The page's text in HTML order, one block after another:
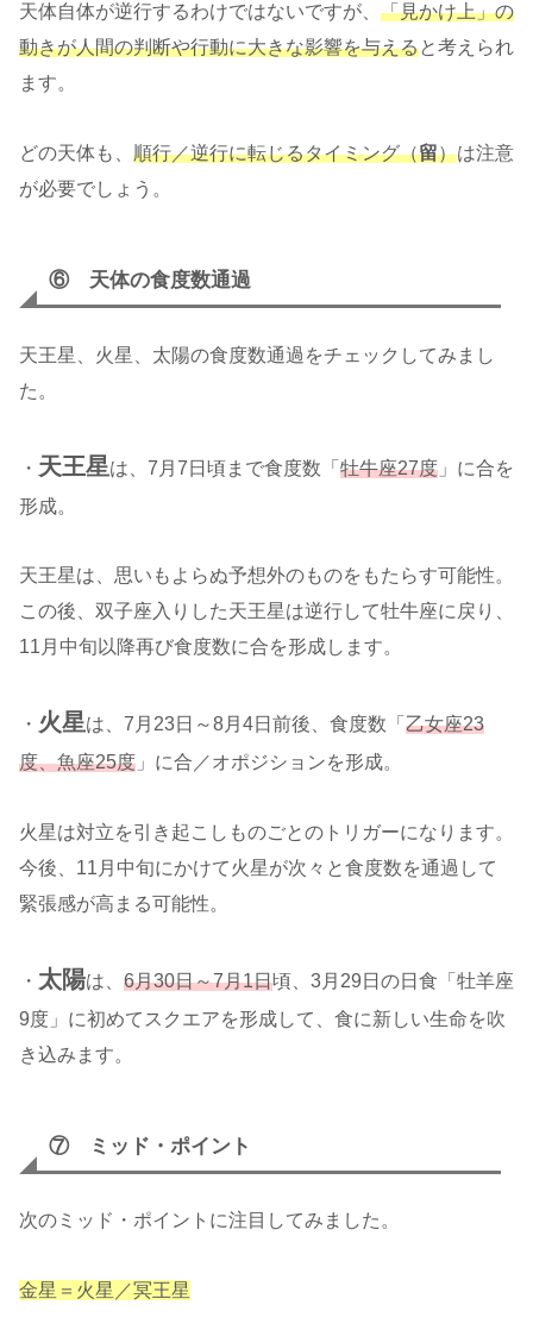
天体自体が逆行するわけではないですが、 「見かけ上」の
動きが人間の判断や行動に大きな影響を与えると考えられ
ます。
どの天体も、 順行／逆行に転じるタイミング（留）は注意
が必要でしょう。
⑥ 天体の食度数通過
天王星、火星、太陽の食度数通過をチェックしてみまし
た。
・ 天王星は、7月7日頃まで食度数「 牡牛座27度 」に合を
形成。
天王星は、思いもよらぬ予想外のものをもたらす可能性。
この後、双子座入りした天王星は逆行して牡牛座に戻り、
11月中旬以降再び食度数に合を形成します。
・ 火星は、7月23日～8月4日前後、食度数「 乙女座23
度、魚座25度 」に合／オポジションを形成。
火星は対立を引き起こしものごとのトリガーになります。
今後、11月中旬にかけて火星が次々と食度数を通過して
緊張感が高まる可能性。
・ 太陽は、 6月30日～7月1日頃、3月29日の日食「牡羊座
9度」に初めてスクエアを形成して、食に新しい生命を吹
き込みます。
⑦ ミッド・ポイント
次のミッド・ポイントに注目してみました。
金星＝火星／冥王星